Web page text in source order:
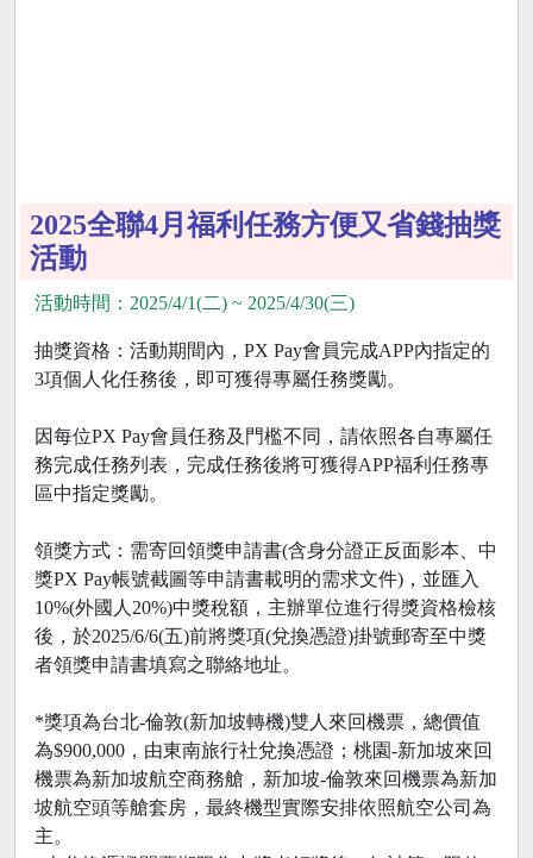
2025全聯4月福利任務方便又省錢抽獎
活動
活動時間：2025/4/1(二) ~ 2025/4/30(三)
抽獎資格：活動期間內，PX Pay會員完成APP內指定的
3項個人化任務後，即可獲得專屬任務獎勵。
因每位PX Pay會員任務及門檻不同，請依照各自專屬任
務完成任務列表，完成任務後將可獲得APP福利任務專
區中指定獎勵。
領獎方式：需寄回領獎申請書(含身分證正反面影本、中
獎PX Pay帳號截圖等申請書載明的需求文件)，並匯入
10%(外國人20%)中獎稅額，主辦單位進行得獎資格檢核
後，於2025/6/6(五)前將獎項(兌換憑證)掛號郵寄至中獎
者領獎申請書填寫之聯絡地址。
*獎項為台北-倫敦(新加坡轉機)雙人來回機票，總價值
為$900,000，由東南旅行社兌換憑證；桃園-新加坡來回
機票為新加坡航空商務艙，新加坡-倫敦來回機票為新加
坡航空頭等艙套房，最終機型實際安排依照航空公司為
主。